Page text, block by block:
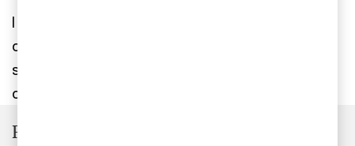
I slutet av juni var det dags för Almedalsveckan
och som vanligt bjöd PwC in till en mängd olika
seminarier, med ämnesexperter både från PwC
och andra företag och organisationer.
Redaktionens val